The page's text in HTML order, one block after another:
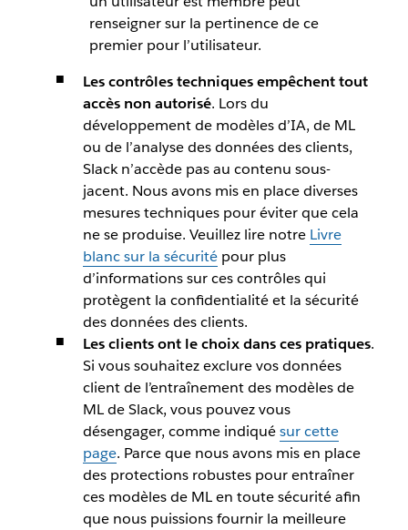
renseigner sur la pertinence de ce
premier pour l’utilisateur.
Les contrôles techniques empêchent tout
accès non autorisé. Lors du
développement de modèles d’IA, de ML
ou de l’analyse des données des clients,
Slack n’accède pas au contenu sous-
jacent. Nous avons mis en place diverses
mesures techniques pour éviter que cela
ne se produise. Veuillez lire notre Livre
blanc sur la sécuritépour plus
d’informations sur ces contrôles qui
protègent la confidentialité et la sécurité
des données des clients.
Les clients ont le choix dans ces pratiques.
Si vous souhaitez exclure vos données
client de l’entraînement des modèles de
ML de Slack, vous pouvez vous
désengager, comme indiquésur cette
page. Parce que nous avons mis en place
des protections robustes pour entraîner
ces modèles de ML en toute sécurité afin
que nous puissions fournir la meilleure